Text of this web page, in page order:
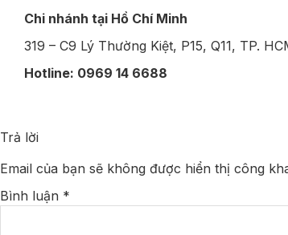
Chi nhánh tại Hồ Chí Minh
319 – C9 Lý Thường Kiệt, P15, Q11, TP.
Hotline: 0969 14 6688
Trả lời
Email của bạn sẽ không được hiển thị công
Bình luận *